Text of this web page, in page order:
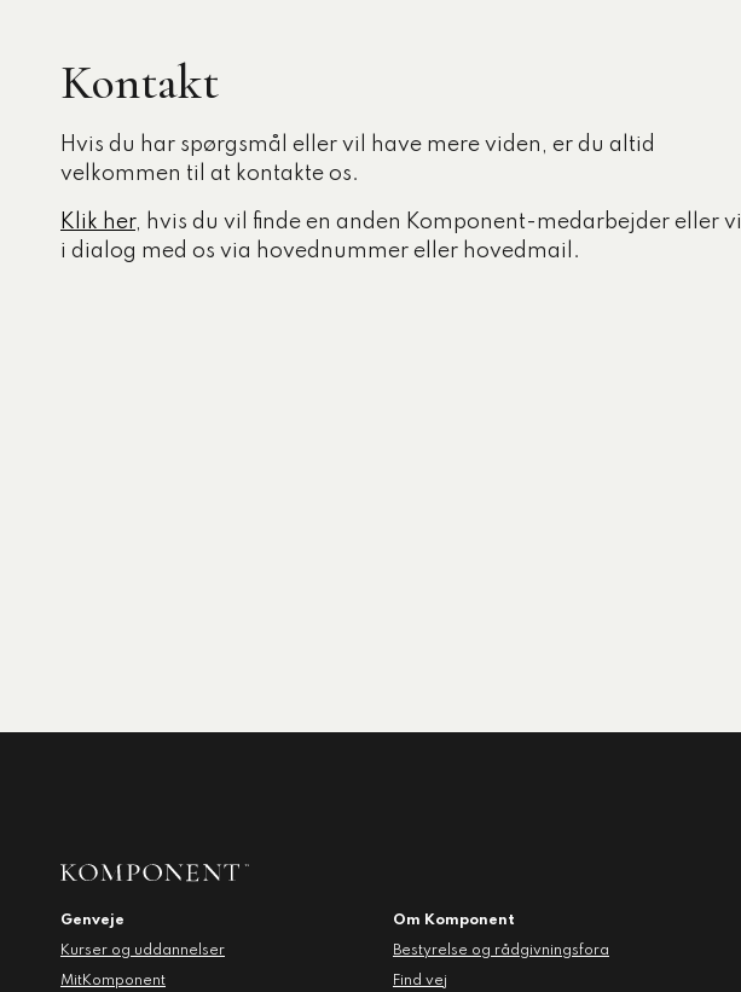
Kontakt
Hvis du har spørgsmål eller vil have mere viden, er du altid
velkommen til at kontakte os.
Klik her, hvis du vil finde en anden Komponent-medarbejder eller vil
i dialog med os via hovednummer eller hovedmail.
Genveje
Kurser og uddannelser
MitKomponent
Om Komponent
Bestyrelse og rådgivningsfora
Find vej